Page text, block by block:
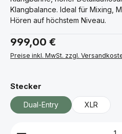
Klangbalance. Ideal für Mixing,
Hören auf höchstem Niveau.
Regulärer Preis:
999,00 €
Preise inkl. MwSt. zzgl.
Stecker
Dual-Entry XLR
Produkt Anzahl: Gib